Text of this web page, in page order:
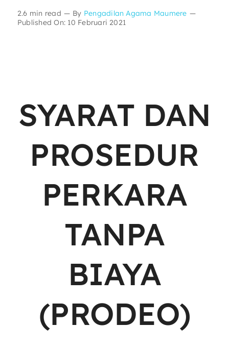
Kesekretariatan
Informasi Lainnya
2.6 min read — By Pengadilan Agama Maumere —
Published On: 10 Februari 2021
SYARAT DAN
PROSEDUR
PERKARA
TANPA
BIAYA
(PRODEO)